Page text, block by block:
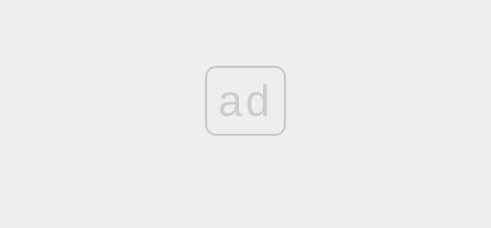
ad